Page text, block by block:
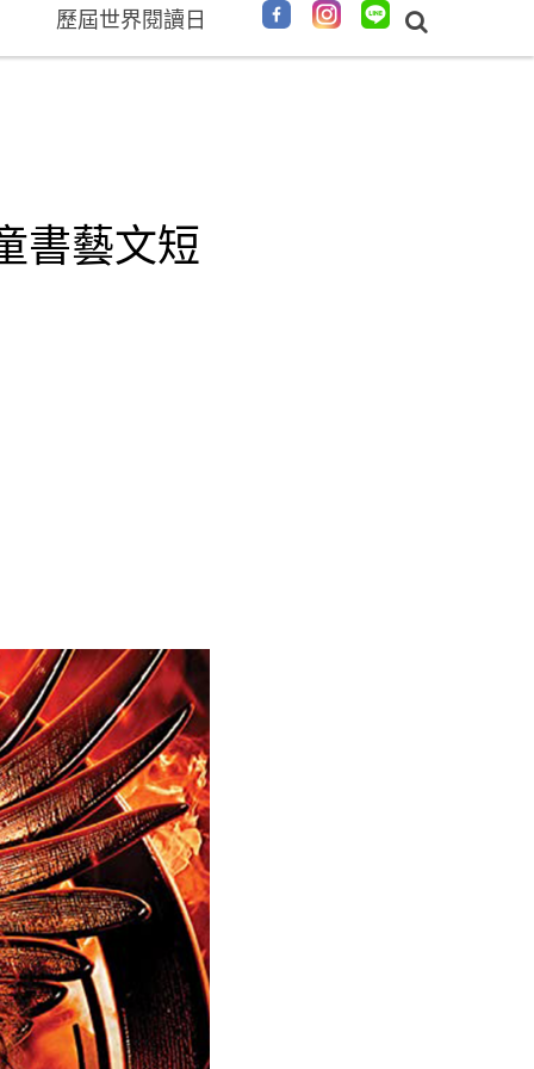
歷屆世界閱讀日
書藝文短